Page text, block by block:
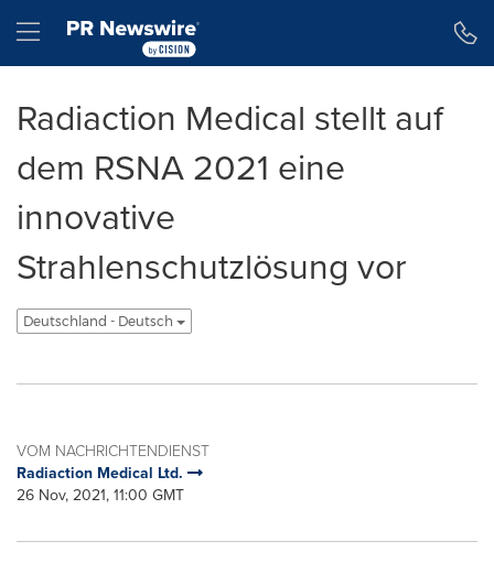
Hamburger menu
Radiaction Medical stellt auf
dem RSNA 2021 eine
innovative
Strahlenschutzlösung vor
Deutschland - Deutsch
VOM NACHRICHTENDIENST
Radiaction Medical Ltd.
26 Nov, 2021, 11:00 GMT